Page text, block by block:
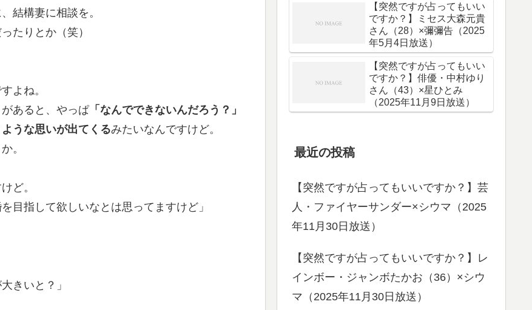
結構妻に相談を。
たりとか（笑）
よね。
あると、やっぱ 「なんでできないんだろう？」
うな思いが出てくるみたいなんですけど。
。
ど。
目指して欲しいなとは思ってますけど」
きいと？」
【突然ですが占ってもいい
ですか？】ミセス大森元貴
さん（28）×彌彌告（2025
年5月4日放送）
【突然ですが占ってもいい
ですか？】俳優・中村ゆり
さん（43）×星ひとみ
（2025年11月9日放送）
最近の投稿
【突然ですが占ってもいいですか？】芸
人・ファイヤーサンダー×シウマ（2025
年11月30日放送）
【突然ですが占ってもいいですか？】レ
インボー・ジャンボたかお（36）×シウ
マ（2025年11月30日放送）